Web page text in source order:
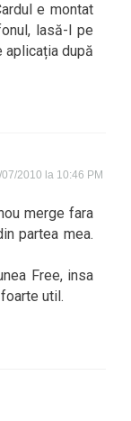
e montat
lasă-l pe
aplicația după
2010 la 10:46 PM
merge fara
partea mea.
Free, insa
util.